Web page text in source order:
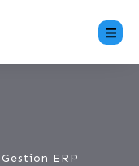
ERP